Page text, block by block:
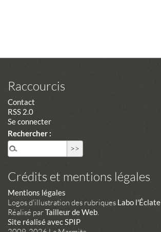
Raccourcis
Contact
RSS 2.0
Se connecter
Rechercher :
Crédits et mentions légales
Mentions légales
Logos d'illustration des rubriques Labo l'Éclate
Réalisé parTailleur de Web.
Site réalisé avec SPIP